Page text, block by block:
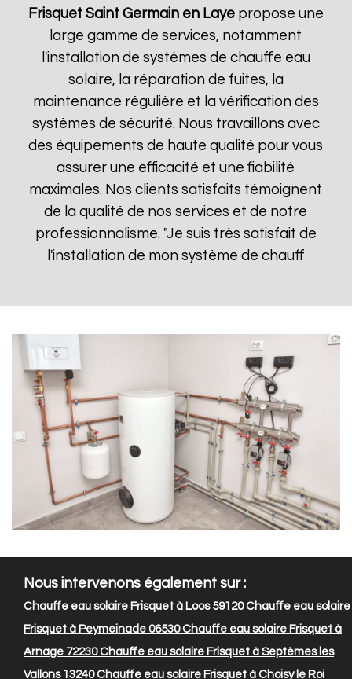
Frisquet Saint Germain en Layepropose une
large gamme de services, notamment
l'installation de systèmes de chauffe eau
solaire, la réparation de fuites, la
maintenance régulière et la vérification des
systèmes de sécurité. Nous travaillons avec
des équipements de haute qualité pour vous
assurer une efficacité et une fiabilité
maximales. Nos clients satisfaits témoignent
de la qualité de nos services et de notre
professionnalisme. "Je suis très satisfait de
l'installation de mon système de chauff
Nous intervenons également sur :
Chauffe eau solaire Frisquet à Loos 59120Chauffe eau solaire
Frisquet à Peymeinade 06530Chauffe eau solaire Frisquet à
Arnage 72230Chauffe eau solaire Frisquet à Septèmes les
Vallons 13240Chauffe eau solaire Frisquet à Choisy le Roi